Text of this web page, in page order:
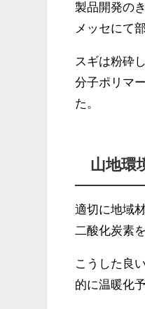
製品開発の
メッセにて
スギは粉砕
分子ポリマ
た。
山地環
適切に地域
二酸化炭素
こうした良
的に温暖化